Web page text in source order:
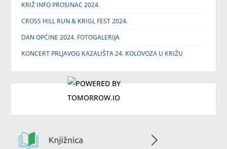
KRIŽ INFO PROSINAC 2024.
CROSS HILL RUN & KRIGL FEST 2024.
DAN OPĆINE 2024. FOTOGALERIJA
KONCERT PRLJAVOG KAZALIŠTA 24. KOLOVOZA U KRIŽU